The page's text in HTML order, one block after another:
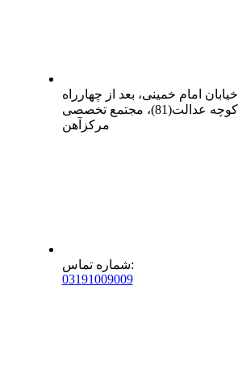
خیابان امام خمینی، بعد از چهارراه
شریف، نبش کوچه عدالت(81)، مجتمع تخصصی
مرکزآهن
شماره تماس:
03191009009